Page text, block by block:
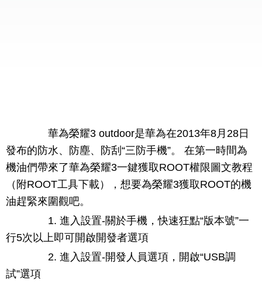
華為榮耀3 outdoor是華為在2013年8月28日
發布的防水、防塵、防刮“三防手機”。 在第一時間為
機油們帶來了華為榮耀3一鍵獲取ROOT權限圖文教程
（附ROOT工具下載），想要為榮耀3獲取ROOT的機
油趕緊來圍觀吧。
1. 進入設置-關於手機，快速狂點“版本號”一
行5次以上即可開啟開發者選項
2. 進入設置-開發人員選項，開啟“USB調
試”選項